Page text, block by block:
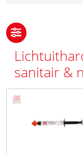
sanitair &